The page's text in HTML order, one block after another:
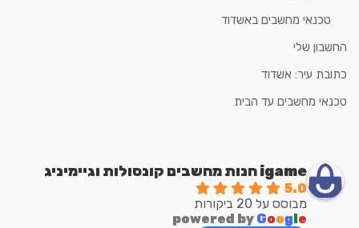
טכנאי מחשבים באשדוד
החשבון שלי
כתובת עיר: אשדוד
טכנאי מחשבים עד הבית
igame חנות מחשבים קונסולות וגיימיניג
5.0
מבוסס על 20 ביקורות
powered by Goog e